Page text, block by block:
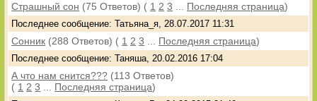
Страшный сон (75 Ответов) ( 1 2 3 Последняя страница)
Последнее сообщение: Татьяна_я, 28.07.2017 11:31
Сонник (288 Ответов) ( 1 2 3 Последняя страница)
Последнее сообщение: Таняша, 20.02.2016 17:04
А что нам снится??? (113 Ответов)
( 1 2 3 Последняя страница)